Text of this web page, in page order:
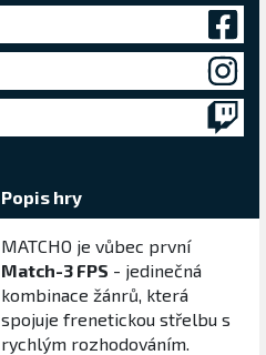
Popis hry
MATCHO je vůbec první
Match-3 FPS - jedinečná
kombinace žánrů, která
spojuje frenetickou střelbu s
rychlým rozhodováním.